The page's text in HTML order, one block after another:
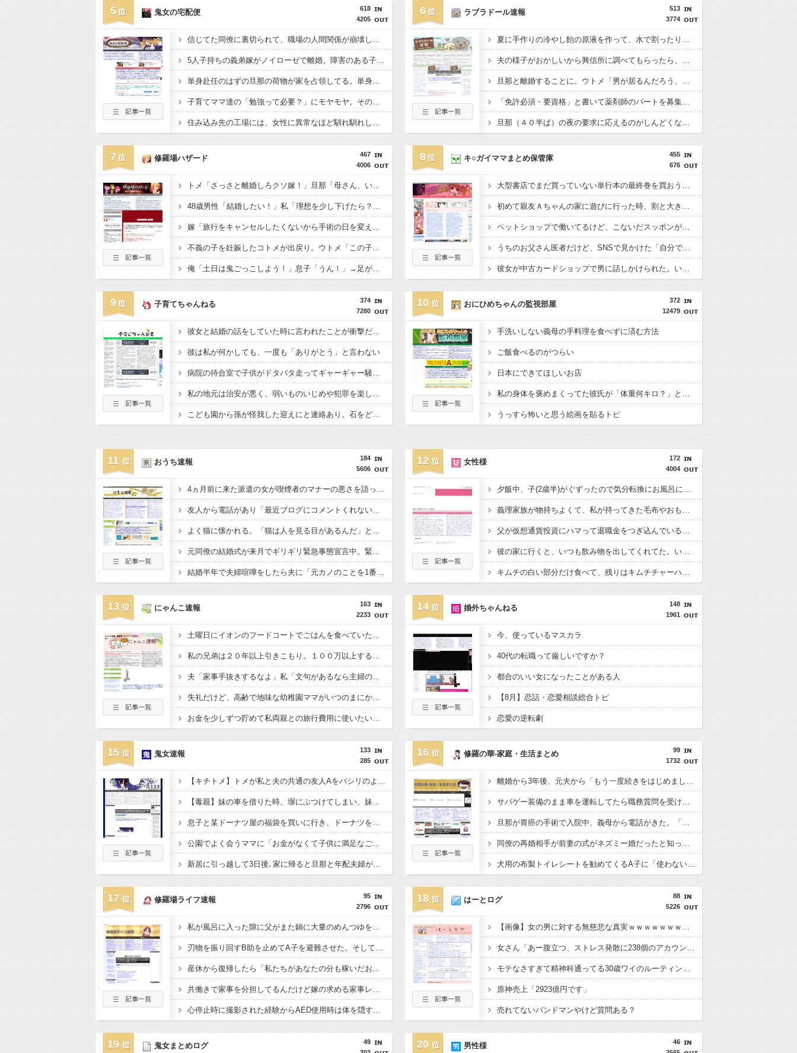
5
618
4205
鬼女の宅配便
信じてた同僚に裏切られて、職場の人間関係が崩壊した。職場の人間関係が一気に壊れてしまい…
5人子持ちの義弟嫁がノイローゼで離婚。障害のある子を含む3人の子どもを預かることになったのだが...
単身赴任のはずの旦那の荷物が家を占領してる。単身赴任でほとんど帰らない癖に...
子育てママ達の「勉強って必要？」にモヤモヤ。その発言を聞くたびに感じてしまうことがあり…
住み込み先の工場には、女性に異常なほど馴れ馴れしいおっさんがいた。周囲も困り果てていて…
6
513
3774
ラブラドール速報
夏に手作りの冷やし飴の原液を作って、水で割ったりソーダで割ったりして子供の友達にも振る舞っていた → すると子供の友達でもなんでもない子のママがうちに来て…
夫の様子がおかしいから興信所に調べてもらったら、会社の23歳の女の子と不倫してた → 更に保険証の期限が過ぎても新しいの送られてこないので会社に問い合わせたら、衝撃の事実が！
旦那と離婚することに。ウトメ「男が居るんだろう、それで男に色々入れられたんだろう慰謝料払え」私「男が居て、コンセントになったのはそちらの息子さんのほうですよ」後はシラネｗ
「免許必須・要資格」と書いて薬剤師のパートを募集したら、「資格はありません！でも頑張ります！」と言うチュプとじーさんが大挙して押しかけてきた。→もっとひどいのが・・・
旦那（４０半ば）の夜の要求に応えるのがしんどくなってきて、そっちだけダメになってくれたらと思ってジャンクフードや甘菓子を食わせ続けた。→１年半で予想外の結果に・・・
7
467
4006
修羅場ハザード
トメ「さっさと離婚しろクソ嫁！」旦那「母さん、いい加減にしろ！」→思わぬ形で旦那が味方してくれて…
48歳男性「結婚したい！」私「理想を少し下げたら？」→女性への条件が厳しすぎて誰も相手にされず…
嫁「旅行をキャンセルしたくないから手術の日を変えて」俺「いや、それおかしくない？」→納得できず…
不義の子を妊娠したコトメが出戻り。ウトメ「この子はあなたたちの子として育てて」旦那「ありがとう」私「勝手に決めないで！」→修羅場になり…
俺「土日は鬼ごっこしよう！」息子「うん！」→足が遅かった息子と本気で遊び続けた10年後…
8
455
676
キ○ガイママまとめ保管庫
大型書店でまだ買っていない単行本の最終巻を買おうとしたら最新刊が売り場になかった。
初めて親友Ａちゃんの家に遊びに行った時、割と大き目な飾り棚にみっちり人形が飾られてた。
ペットショップで働いてるけど、こないだスッポンが入荷した。
うちのお父さん医者だけど、SNSで見かけた「自分で施術した部分しか見てない医師」そっくり。
彼女が中古カードショップで男に話しかけられた。いきなり彼女の持ち歩いてたカードを品定めしだしたらしく…
9
374
7280
子育てちゃんねる
彼女と結婚の話をしていた時に言われたことが衝撃だった
彼は私が何かしても、一度も「ありがとう」と言わない
病院の待合室で子供がドタバタ走ってギャーギャー騒いでても親はスマホポチポチか談笑で放置
私の地元は治安が悪く、弱いものいじめや犯罪を楽しみながら行うことが陽キャの条件だった
こども園から孫が怪我した迎えにと連絡あり。石をどかしてミミズ集め足の上に石を落としたそうな
10
372
12479
おにひめちゃんの監視部屋
手洗いしない義母の手料理を食べずに済む方法
ご飯食べるのがつらい
日本にできてほしいお店
私の身体を褒めまくってた彼氏が「体重何キロ？」と聞いてきた。私「160センチ55キロだよ」彼「肥満じゃねーか痩せろ！」
うっすら怖いと思う絵画を貼るトピ
11
184
5606
おうち速報
4ヵ月前に来た派遣の女が喫煙者のマナーの悪さを語った。「そこまで悪い人は滅多に見ない」と指摘した
友人から電話があり「最近ブログにコメントくれないね」と言われた
よく猫に懐かれる。「猫は人を見る目があるんだ」と自慢してきたけれど、今日たまたま読んだ記事であることを目にした
元同僚の結婚式が来月でギリギリ緊急事態宣言中。緊急事態宣言中に決行して遠方のゲストも呼ぶと聞いてこいつもしかして常識無い？とげんなりしつつある
結婚半年で夫婦喧嘩をしたら夫に「元カノのことを1番愛している。彼女に比べたら10%ほどしか君を愛していない。親を喜ばせたいから結婚した」と言われた
12
172
4004
女性様
夕飯中、子(2歳半)がぐずったので気分転換にお風呂に入れて出てきたら「皿を片付けてないでしょ！義祖母が洗ったんだけど！？なめてるの？バカにしてるの？」と言われた…
義理家族が物持ちよくて、私が持ってきた毛布やおもちゃを使おうとしても、いつも古いものを使わされてしまう。
父が仮想通貨投資にハマって退職金をつぎ込んでいる…なんとか止めさせたいのだが。
彼の家に行くと、いつも飲み物を出してくれてた。いつもコーヒーをお願いしてたんだけど、なんかそのコーヒーって妙な匂いがしてたんだよね…その原因を知ってドン…
キムチの白い部分だけ食べて、残りはキムチチャーハンにしてるんだけど、友達に「失礼だよ！」って怒られた
13
163
2233
にゃんこ速報
土曜日にイオンのフードコートでごはんを食べていたら、隣の席の家族がリンガーハットのちゃんぽん一杯を３人で分けて食べはじめた。誰にも迷惑はかけてないけどなんかモヤモヤ。
私の兄弟は２０年以上引きこもり。１００万以上する趣味の物を買わないと包丁で親を脅し、仕事の事なんて言ったら◯してやると大暴れ。最近の事件が本当に他人事じゃない。胃が痛い。
夫「家事手抜きするなよ」私「文句があるなら主婦の年収を支払ってから言え」夫「わかった。払うから家事しっかりやって」望むところだと啖呵を切ったけど、冷静に計算して後悔・・・
失礼だけど、高齢で地味な幼稚園ママがいつのまにか２人目妊娠しててモヤモヤする。うちは一人っ子確定なのに。旦那さんは年下で小綺麗なイケメン風で夫婦ラブラブだったのも意外。
お金を少しずつ貯めて私両親との旅行費用に使いたいんだけど、夫が「俺両親にも同じようにしてほしい」と言い出した。私の稼ぎをなぜ義両親に使わなきゃいけないのかが理解できない。
14
148
1961
婚外ちゃんねる
今、使っているマスカラ
40代の転職って厳しいですか？
都合のいい女になったことがある人
【8月】恋話・恋愛相談総合トピ
恋愛の逆転劇
15
133
285
鬼女速報
【キチトメ】トメが私と夫の共通の友人Aをパシリのように扱っていたことが発覚し・・・
【毒親】妹の車を借りた時、塀にぶつけてしまい、妹が凹んで泣きそうになっていたので…私「修理代出すね」母「そんなものいいから、お前の乗ってる車すぐに寄越せ！！」
息子と某ドーナツ屋の福袋を買いに行き、ドーナツを持って駐車場に向かって歩いていると…泥「２つもあるんだから貰ってあげる♪」と息子が持ってる袋を勢いよくひっぱり･･･
公園でよく会うママに「お金がなくて子供に満足なご飯を食べさせられない」と言われ、少しだけ買ってあげた。すると、それ以降要求が激しくなった→そして･･･
新居に引っ越して3日後､家に帰ると旦那と年配夫婦が談笑していた。挨拶すると…年配夫婦「三つ指ついてようこそおいでくださいました､というのが礼儀だろ」→そして…
16
99
1732
修羅の華-家庭・生活まとめ
離婚から3年後、元夫から「もう一度続きをはじめましょう」とメールが届いた。やり直す新婚旅行には元夫の両親も同行するそうで…
サバゲー装備のまま車を運転してたら職務質問を受けた。腰のエアガンを差し出そうとしたら警察官が本物の拳銃を抜こうとして…
旦那が胃癌の手術で入院中、義母から電話がきた。「明日の朝来なさい！場合によっては離婚してもらいます！」と怒鳴られ…
同僚の再婚相手が前妻の式がネズミー婚だったと知って不機嫌になった。そして「私は愛されてない。私だってそのくらい豪華な式を挙げたかった」と家を出て…
犬用の布製トイレシートを勧めてくるA子に「使わない」と伝えた。すると「洗ってから貸してあげるに決まってるじゃない」と笑われ…
17
95
2796
修羅場ライフ速報
私が風呂に入った隙に父がまた鍋に大量のめんつゆを入れた。煮込んだコンソメスープがかつおだしの匂いだけに…
刃物を振り回すB助を止めてA子を避難させた。そして迎えた週明け、「冷酷で野蛮な人とは付き合えません」と告白も出来ず振られて…
産休から復帰したら「私たちがあなたの分も稼いだおかげ」と何度も言われた。休暇中の手当がどこから出ているかを伝えたら…
共働きで家事を分担してるんだけど嫁の求める家事レベルが高すぎる。スマホをいじると不機嫌になったり息苦しい。
心停止時に撮影された経験からAED使用時は体を隠す配慮も必要だと話すと「そんな配慮を求めるならそのまま死んどけ、俺は助けない」と言う人がいる。
18
88
5226
はーとログ
【画像】女の男に対する無慈悲な真実ｗｗｗｗｗｗｗｗｗｗｗｗｗｗｗｗｗｗｗｗｗｗｗｗ
女さん「あー腹立つ、ストレス発散に238個のアカウント使ってアニメグッズ予約してキャンセルしたろ」
モテなさすぎて精神科通ってる30歳ワイのルーティンがこちらwww
原神売上「2923億円です」
売れてないバンドマンやけど質問ある？
19
49
鬼女まとめログ 20
46
男性様